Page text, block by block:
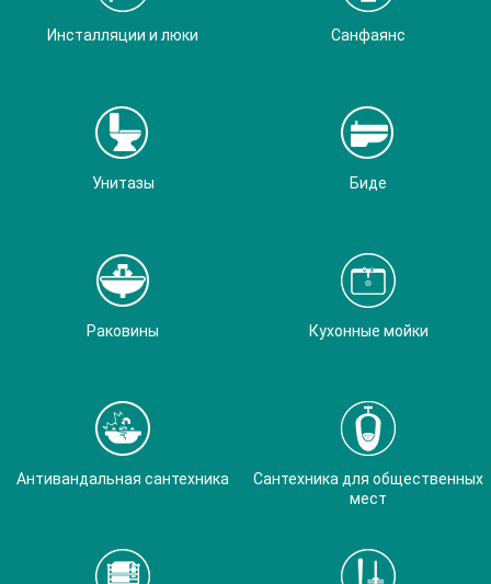
Инсталляции и люки Санфаянс
Унитазы Биде
Раковины Кухонные мойки
Антивандальная сантехника
Сантехника для общественных
мест